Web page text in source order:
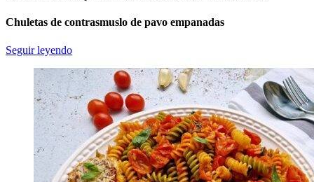
Chuletas de contrasmuslo de pavo empanadas
Seguir leyendo